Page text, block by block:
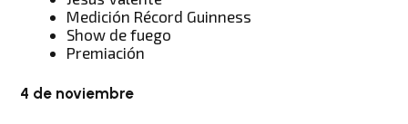
Medición Récord Guinness
Show de fuego
Premiación
4 de noviembre